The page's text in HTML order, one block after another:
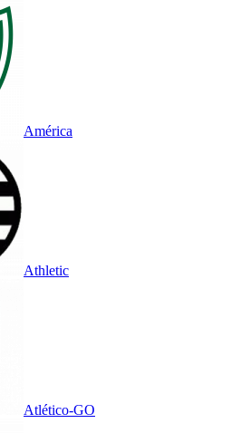
América
Athletic
Atlético-GO